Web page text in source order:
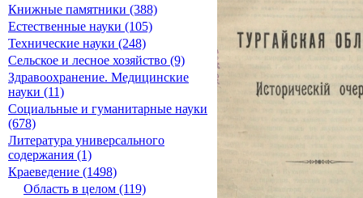
Книжные памятники (388)
Естественные науки (105)
Технические науки (248)
Сельское и лесное хозяйство (9)
Здравоохранение. Медицинские
науки (11)
Социальные и гуманитарные науки
(678)
Литература универсального
содержания (1)
Краеведение (1498)
Область в целом (119)